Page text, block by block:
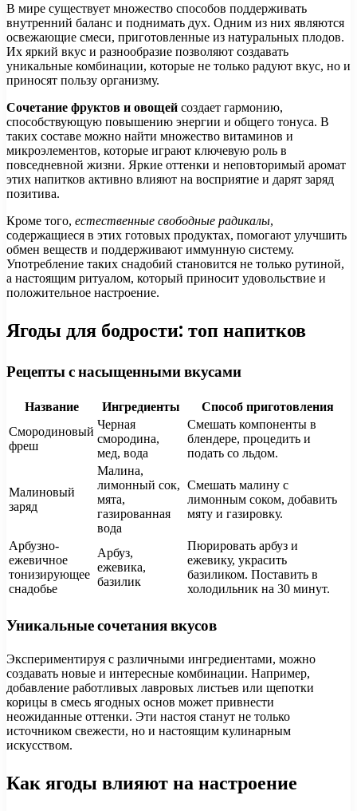
В мире существует множество способов поддерживать
внутренний баланс и поднимать дух. Одним из них являются
освежающие смеси, приготовленные из натуральных плодов.
Их яркий вкус и разнообразие позволяют создавать
уникальные комбинации, которые не только радуют вкус, но и
приносят пользу организму.
Сочетание фруктов и овощей создает гармонию,
способствующую повышению энергии и общего тонуса. В
таких составе можно найти множество витаминов и
микроэлементов, которые играют ключевую роль в
повседневной жизни. Яркие оттенки и неповторимый аромат
этих напитков активно влияют на восприятие и дарят заряд
позитива.
Кроме того, естественные свободные радикалы,
содержащиеся в этих готовых продуктах, помогают улучшить
обмен веществ и поддерживают иммунную систему.
Употребление таких снадобий становится не только рутиной,
а настоящим ритуалом, который приносит удовольствие и
положительное настроение.
Ягоды для бодрости: топ напитков
Рецепты с насыщенными вкусами
Название Ингредиенты
Способ приготовления
Смородиновый
фреш
Черная
смородина,
мед, вода
Смешать компоненты в
блендере, процедить и
подать со льдом.
Малиновый
заряд
Малина,
лимонный сок,
мята,
газированная
вода
Смешать малину с
лимонным соком, добавить
мяту и газировку.
Арбузно-
ежевичное
тонизирующее
снадобье
Арбуз,
ежевика,
базилик
Пюрировать арбуз и
ежевику, украсить
базиликом. Поставить в
холодильник на 30 минут.
Уникальные сочетания вкусов
Экспериментируя с различными ингредиентами, можно
создавать новые и интересные комбинации. Например,
добавление работливых лавровых листьев или щепотки
корицы в смесь ягодных основ может привнести
неожиданные оттенки. Эти настоя станут не только
источником свежести, но и настоящим кулинарным
искусством.
Как ягоды влияют на настроение